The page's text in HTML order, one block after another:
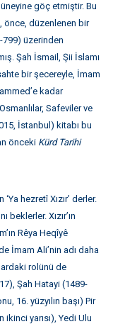
göç etmiştir. Bu
önce, düzenlenen bir
799) üzerinden
Şah İsmail, Şii İslamı
bir şecereyle, İmam
kadar
Safeviler ve
İstanbul) kitabı bu
önceki Kürd Tarihi
hezretî Xızır’ derler.
beklerler. Xızır’ın
Rêya Heqîyê
İmam Ali’nin adı daha
rolünü de
Şah Hatayi (1489-
16. yüzyılın başı) Pir
ikinci yarısı), Yedi Ulu